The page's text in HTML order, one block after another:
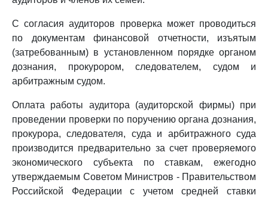
С согласия аудиторов проверка может проводиться
по документам финансовой отчетности, изъятым
(затребованным) в установленном порядке органом
дознания, прокурором, следователем, судом и
арбитражным судом.
Оплата работы аудитора (аудиторской фирмы) при
проведении проверки по поручению органа дознания,
прокурора, следователя, суда и арбитражного суда
производится предварительно за счет проверяемого
экономического субъекта по ставкам, ежегодно
утверждаемым Советом Министров - Правительством
Российской Федерации с учетом средней ставки